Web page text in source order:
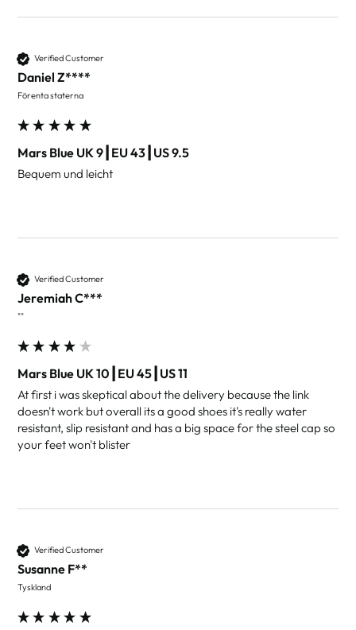
Verified Customer
Daniel Z****
Förenta staterna
Mars Blue UK 9┃EU 43┃US 9.5
Bequem und leicht
Verified Customer
Jeremiah C***
""
Mars Blue UK 10┃EU 45┃US 11
At first i was skeptical about the delivery because the link
doesn't work but overall its a good shoes it's really water
resistant, slip resistant and has a big space for the steel cap so
your feet won't blister
Verified Customer
Susanne F**
Tyskland